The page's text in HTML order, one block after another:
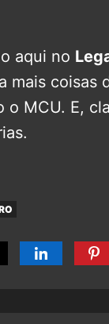
aqui no
mais coisas
o MCU. E,